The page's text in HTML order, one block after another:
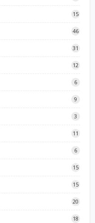
15
46
31
12
6
9
3
11
6
15
15
20
18